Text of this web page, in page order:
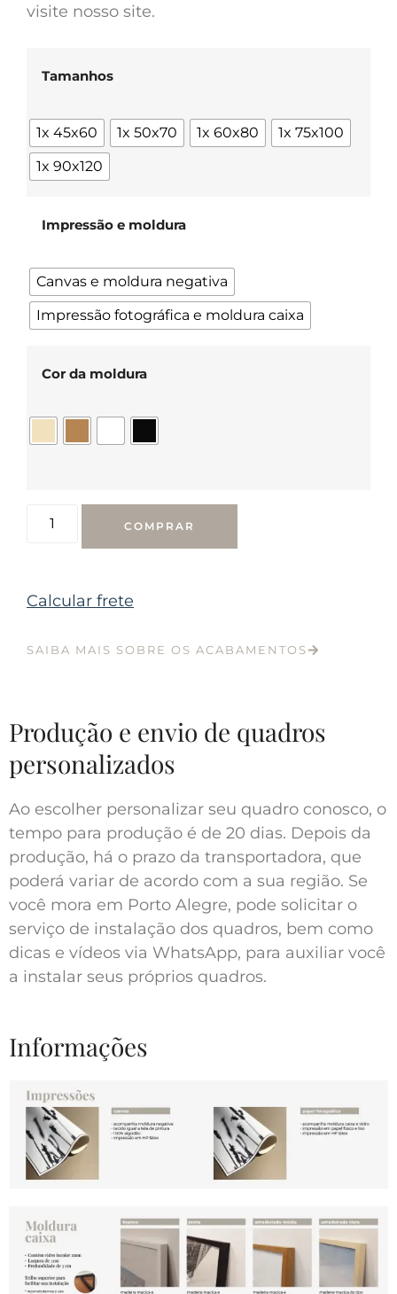
visite nosso site.
Tamanhos
1x 45x60 1x 50x70 1x 60x80
1x 75x100
1x 90x120
Impressão e moldura
Canvas e moldura negativa
Impressão fotográfica e moldura caixa
Cor da moldura
COMPRAR
Calcular frete
SAIBA MAIS SOBRE OS ACABAMENTOS
Produção e envio de quadros
personalizados
Ao escolher personalizar seu quadro conosco, o
tempo para produção é de 20 dias. Depois da
produção, há o prazo da transportadora, que
poderá variar de acordo com a sua região. Se
você mora em Porto Alegre, pode solicitar o
serviço de instalação dos quadros, bem como
dicas e vídeos via WhatsApp, para auxiliar você
a instalar seus próprios quadros.
Informações